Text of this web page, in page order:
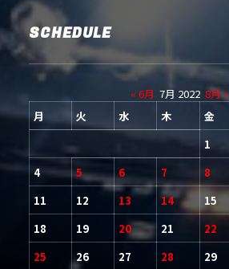
SCHEDULE
« 6月 7月 2022 8月 »
月
火 水 木 金
1
4
5 6 7 8
11
12 13 14 15
18
19 20 21 22
25
26 27 28 29